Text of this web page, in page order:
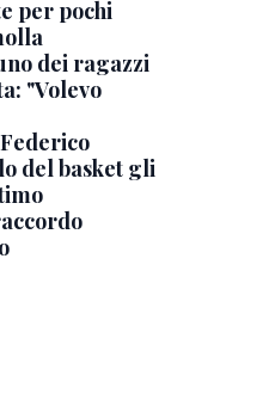
per pochi
dei ragazzi
"Volevo
del basket gli